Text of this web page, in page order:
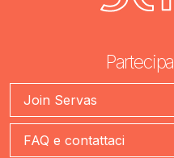
Join Servas
FAQ e contattaci